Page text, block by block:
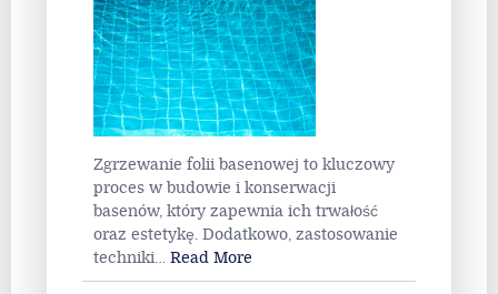
Zgrzewanie folii basenowej to kluczowy
proces w budowie i konserwacji
basenów, który zapewnia ich trwałość
oraz estetykę. Dodatkowo, zastosowanie
techniki… Read More